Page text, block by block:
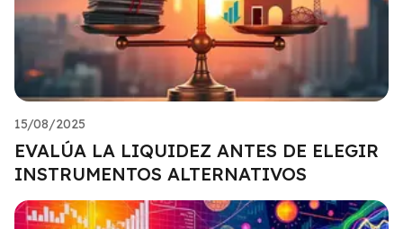
15/08/2025
EVALÚA LA LIQUIDEZ ANTES DE ELEGIR
INSTRUMENTOS ALTERNATIVOS